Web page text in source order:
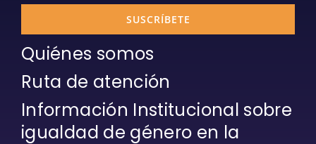
SUSCRÍBETE
Quiénes somos
Ruta de atención
Información Institucional sobre
igualdad de género en la